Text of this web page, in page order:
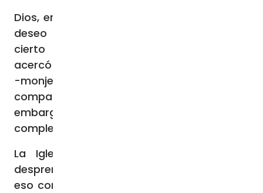
Dios, en el camino, suscitó en San Bruno el
deseo de una vida de estilo eremítico. Es
cierto que en su itinerario espiritual se
acercó a la forma cenobítica del monacato
-monjes aislados del mundo pero que
compartían una vida en común-; sin
embargo, optó finalmente por la vida en
completa soledad, de cara a Dios.
La Iglesia, en virtud a tal espíritu de
desprendimiento y dedicación a Dios, por
eso considera la vida de los cartujos como